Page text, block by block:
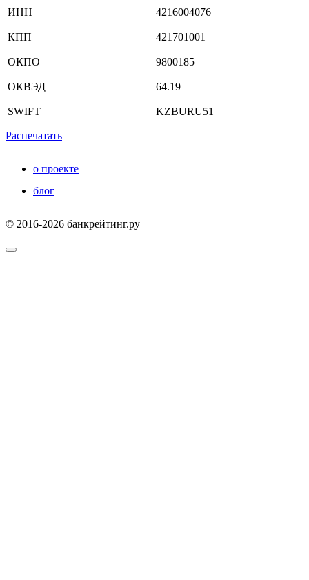
ИНН 4216004076
КПП 421701001
ОКПО 9800185
ОКВЭД 64.19
SWIFT KZBURU51
Распечатать
о проекте
блог
© 2016-2026 банкрейтинг.ру